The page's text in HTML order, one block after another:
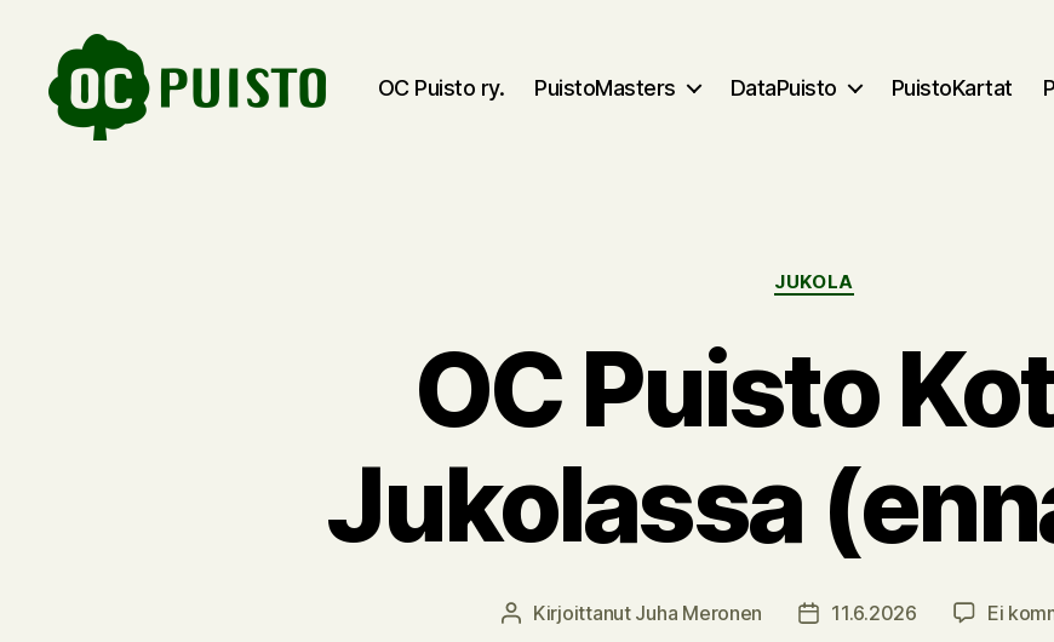
OC Puisto ry. PuistoMasters DataPuisto PuistoKartat
Kategoriat
JUKOLA
OC Puisto
Jukolassa
Kirjoittaja
Kirjoittanut Juha Meronen Julkaisupäivämäärä
11.6.2026 Ei